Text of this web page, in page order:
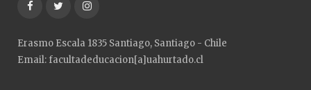
FacebookTwitterInstagram
Erasmo Escala 1835 Santiago, Santiago - Chile
Email: facultadeducacion[a]uahurtado.cl